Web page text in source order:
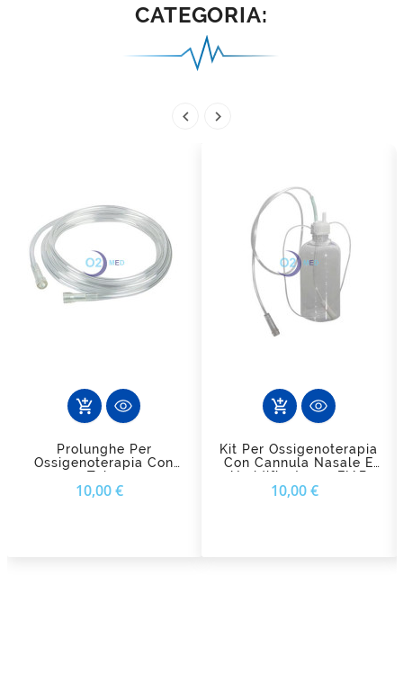
CATEGORIA:
 
add_shopping_cart
Prolunghe Per
Ossigenoterapia Con
Tubo
Antischiacciamento FIAB
10,00 €
add_shopping_cart
Kit Per Ossigenoterapia
Con Cannula Nasale E
Umidificatore - FIAB
10,00 €